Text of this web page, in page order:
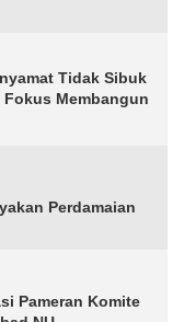
Tidak Sibuk
Membangun
Perdamaian
Pameran Komite